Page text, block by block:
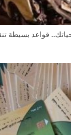
قواعد بسيطة